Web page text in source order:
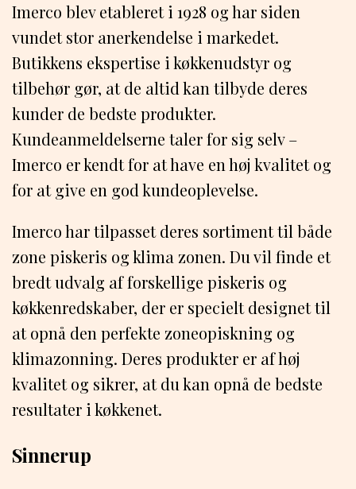
Imerco blev etableret i 1928 og har siden
vundet stor anerkendelse i markedet.
Butikkens ekspertise i køkkenudstyr og
tilbehør gør, at de altid kan tilbyde deres
kunder de bedste produkter.
Kundeanmeldelserne taler for sig selv –
Imerco er kendt for at have en høj kvalitet og
for at give en god kundeoplevelse.
Imerco har tilpasset deres sortiment til både
zone piskeris og klima zonen. Du vil finde et
bredt udvalg af forskellige piskeris og
køkkenredskaber, der er specielt designet til
at opnå den perfekte zoneopiskning og
klimazonning. Deres produkter er af høj
kvalitet og sikrer, at du kan opnå de bedste
resultater i køkkenet.
Sinnerup